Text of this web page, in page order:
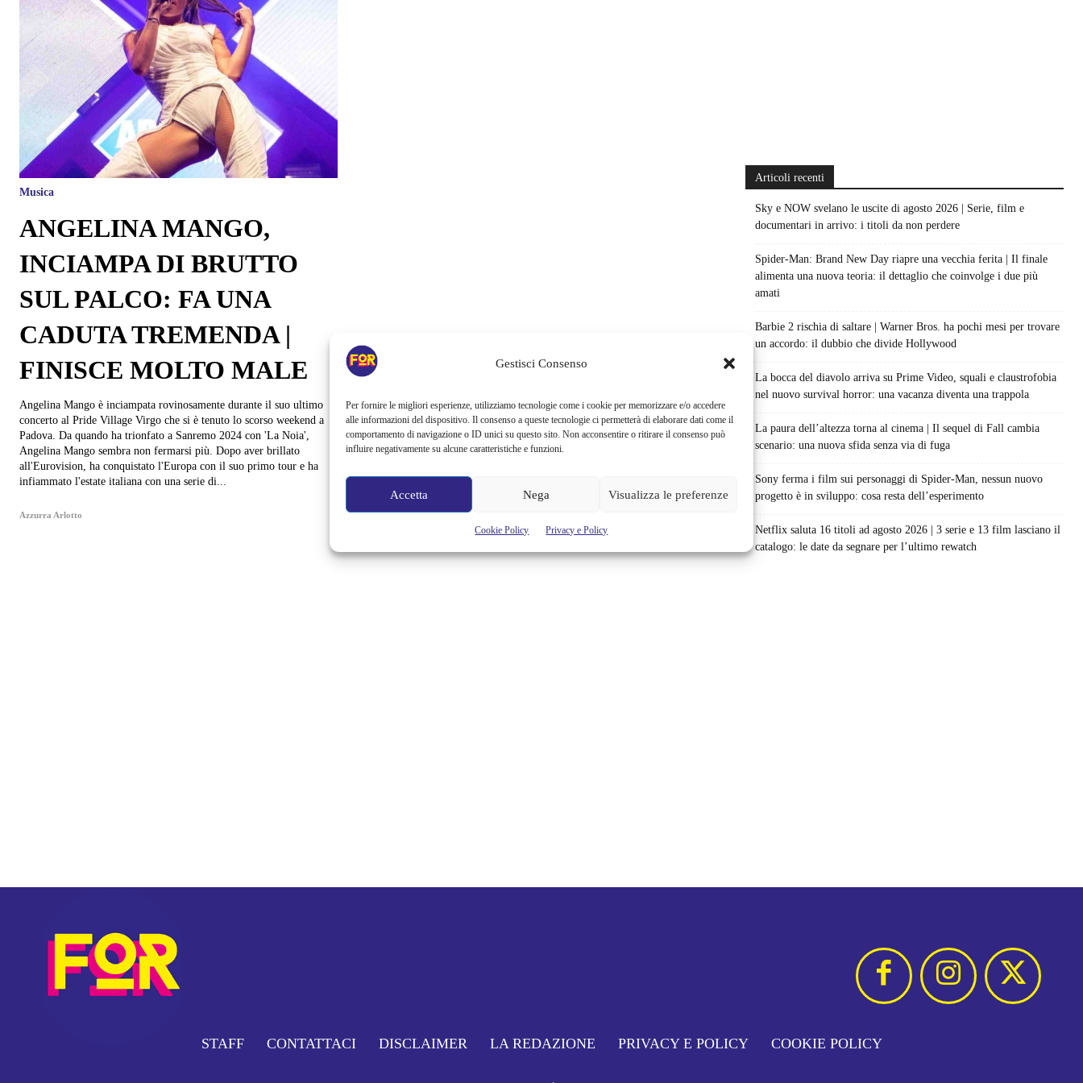
Gestisci Consenso
Per fornire le migliori esperienze, utilizziamo tecnologie come i cookie per memorizzare e/o accedere
alle informazioni del dispositivo. Il consenso a queste tecnologie ci permetterà di elaborare dati come il
comportamento di navigazione o ID unici su questo sito. Non acconsentire o ritirare il consenso può
influire negativamente su alcune caratteristiche e funzioni.
Accetta Nega Visualizza le preferenze
Cookie Policy Privacy e Policy
Musica
ANGELINA MANGO,
INCIAMPA DI BRUTTO
SUL PALCO: FA UNA
CADUTA TREMENDA |
FINISCE MOLTO MALE
Angelina Mango è inciampata rovinosamente durante il suo ultimo
concerto al Pride Village Virgo che si è tenuto lo scorso weekend a
Padova. Da quando ha trionfato a Sanremo 2024 con 'La Noia',
Angelina Mango sembra non fermarsi più. Dopo aver brillato
all'Eurovision, ha conquistato l'Europa con il suo primo tour e ha
infiammato l'estate italiana con una serie di...
Azzurra Arlotto
Articoli recenti
Sky e NOW svelano le uscite di agosto 2026 | Serie, film e
documentari in arrivo: i titoli da non perdere
Spider-Man: Brand New Day riapre una vecchia ferita | Il finale
alimenta una nuova teoria: il dettaglio che coinvolge i due più
amati
Barbie 2 rischia di saltare | Warner Bros. ha pochi mesi per trovare
un accordo: il dubbio che divide Hollywood
La bocca del diavolo arriva su Prime Video, squali e claustrofobia
nel nuovo survival horror: una vacanza diventa una trappola
La paura dell’altezza torna al cinema | Il sequel di Fall cambia
scenario: una nuova sfida senza via di fuga
Sony ferma i film sui personaggi di Spider-Man, nessun nuovo
progetto è in sviluppo: cosa resta dell’esperimento
Netflix saluta 16 titoli ad agosto 2026 | 3 serie e 13 film lasciano il
catalogo: le date da segnare per l’ultimo rewatch
STAFF CONTATTACI DISCLAIMER LA REDAZIONE PRIVACY E POLICY COOKIE POLICY